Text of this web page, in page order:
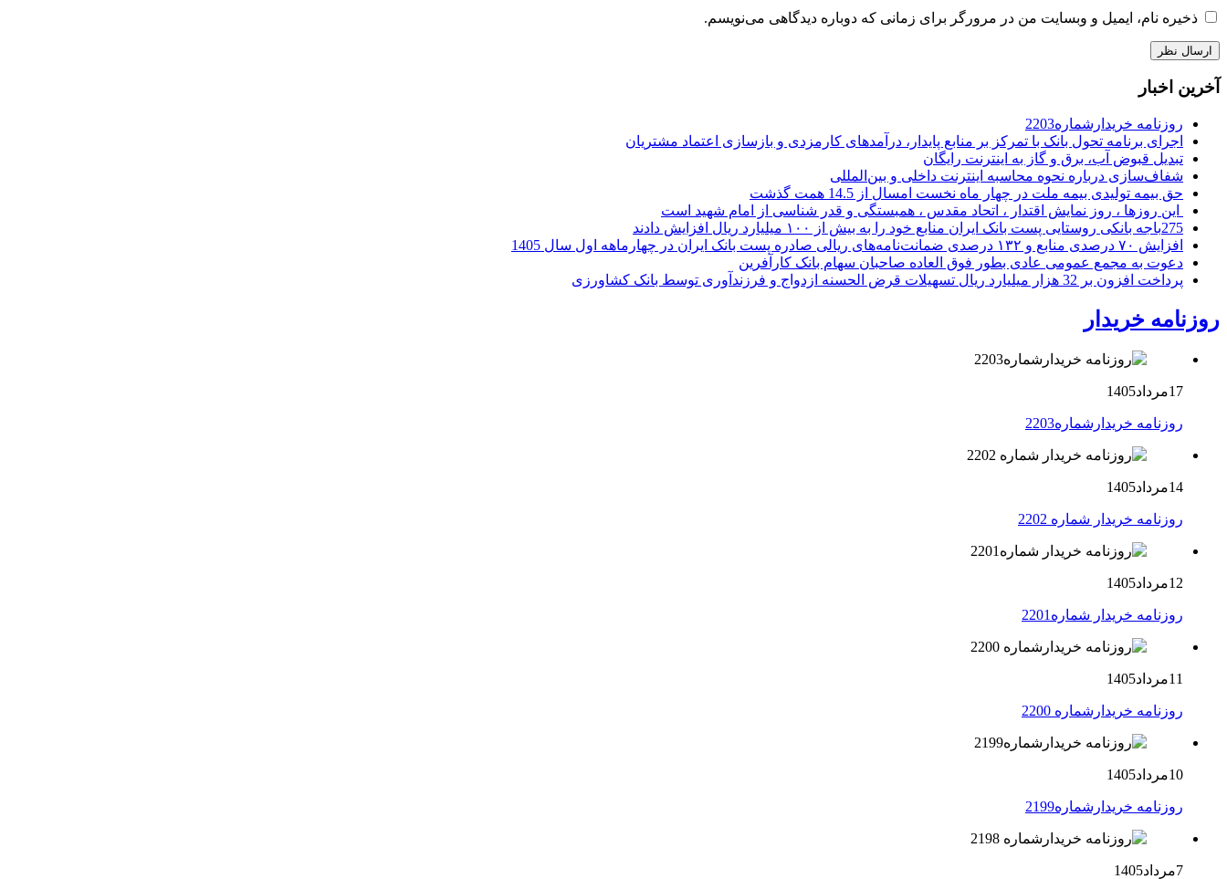
ذخیره نام، ایمیل و وبسایت من در مرورگر برای زمانی که دوباره دیدگاهی می‌نویسم.
آخرین اخبار
روزنامه خریدارشماره2203
اجرای برنامه تحول بانک با تمرکز بر منابع پایدار، درآمدهای کارمزدی و بازسازی اعتماد مشتریان
تبدیل قبوض آب، برق و گاز به اینترنت رایگان
شفاف‌سازی درباره نحوه محاسبه اینترنت داخلی و بین‌المللی
حق بیمه تولیدی بیمه ملت در چهار ماه نخست امسال از 14.5 همت گذشت
این روزها ، روز نمایش اقتدار ، اتحاد مقدس ، همبستگی و قدر شناسی از امام شهید است
275باجه بانکی روستایی پست بانک ایران منابع خود را به بیش از ۱۰۰ میلیارد ریال افزایش دادند
افزایش ۷۰ درصدی منابع و ۱۳۲ درصدی ضمانت‌نامه‌های ریالی صادره پست بانک ایران در چهارماهه اول سال 1405
دعوت به مجمع عمومی عادی بطور فوق العاده صاحبان سهام بانک کارآفرین
پرداخت افزون بر 32 هزار میلیارد ریال تسهیلات قرض الحسنه ازدواج و فرزندآوری توسط بانک کشاورزی
روزنامه خریدار
17مرداد1405
روزنامه خریدارشماره2203
14مرداد1405
روزنامه خریدار شماره 2202
12مرداد1405
روزنامه خریدار شماره2201
11مرداد1405
روزنامه خریدارشماره 2200
10مرداد1405
روزنامه خریدارشماره2199
7مرداد1405